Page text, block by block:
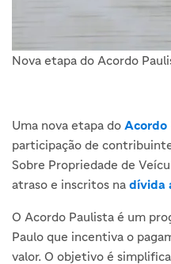
Nova etapa do Acordo
Uma nova etapa do Acordo
participação de
Sobre Propriedade de
atraso e inscritos na dívida
O Acordo Paulista é um
Paulo que incentiva o
valor. O objetivo é